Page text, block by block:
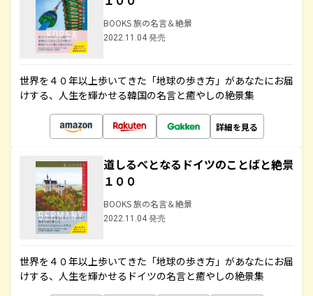
BOOKS 旅の名言＆絶景
2022.11.04 発売
世界を４０年以上歩いてきた「地球の歩き方」があなたにお届
けする、人生を輝かせる韓国の名言と癒やしの絶景集
詳細を見る
道しるべとなるドイツのことばと絶景
１００
BOOKS 旅の名言＆絶景
2022.11.04 発売
世界を４０年以上歩いてきた「地球の歩き方」があなたにお届
けする、人生を輝かせるドイツの名言と癒やしの絶景集